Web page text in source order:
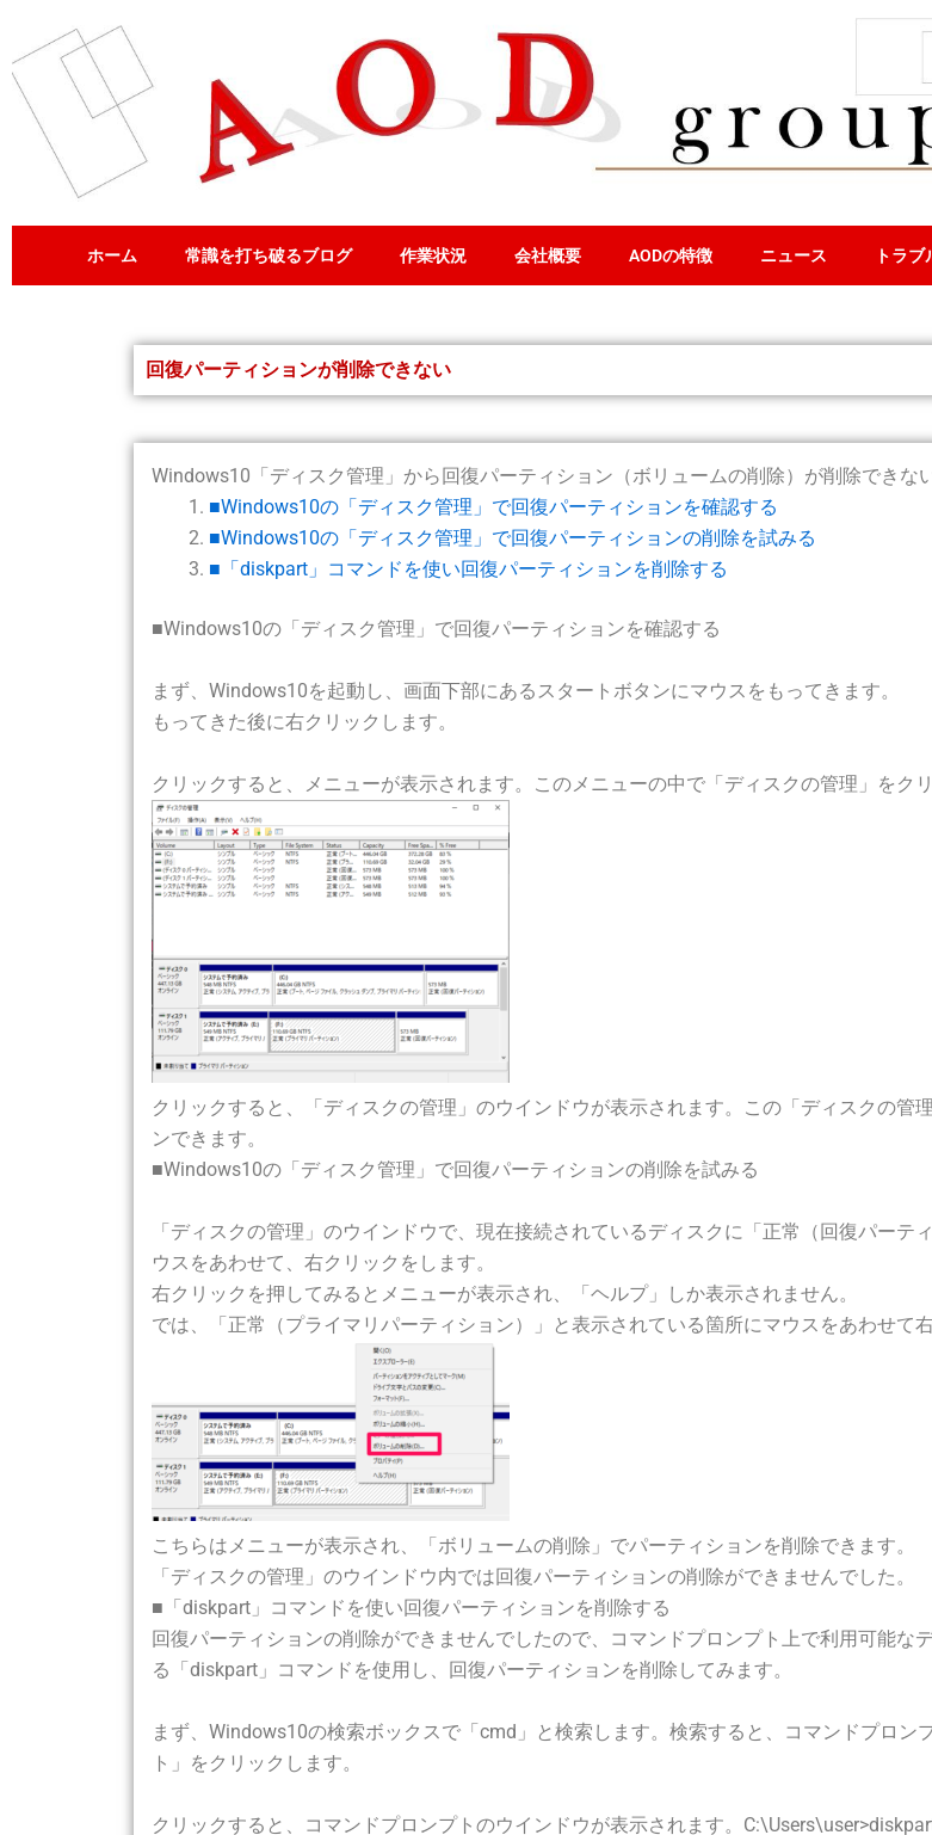
を
ホーム 常識を打ち破るブログ 作業状況 会社概要 AODの特徴 ニュース トラ
回復パーティションが削除できない
Windows10「ディスク管理」から回復パーティション（ボリュームの削除）が削除できな
■Windows10の「ディスク管理」で回復パーティションを確認する
■Windows10の「ディスク管理」で回復パーティションの削除を試みる
■「diskpart」コマンドを使い回復パーティションを削除する
■Windows10の「ディスク管理」で回復パーティションを確認する
まず、Windows10を起動し、画面下部にあるスタートボタンにマウスをもってきます。
もってきた後に右クリックします。
クリックすると、メニューが表示されます。このメニューの中で「ディスクの管理」をクリ
クリックすると、「ディスクの管理」のウインドウが表示されます。この「ディスクの管
ンできます。
■Windows10の「ディスク管理」で回復パーティションの削除を試みる
「ディスクの管理」のウインドウで、現在接続されているディスクに「正常（回復パー
ウスをあわせて、右クリックをします。
右クリックを押してみるとメニューが表示され、「ヘルプ」しか表示されません。
では、「正常（プライマリパーティション）」と表示されている箇所にマウスをあわせて
こちらはメニューが表示され、「ボリュームの削除」でパーティションを削除できます。
「ディスクの管理」のウインドウ内では回復パーティションの削除ができませんでした。
■「diskpart」コマンドを使い回復パーティションを削除する
回復パーティションの削除ができませんでしたので、コマンドプロンプト上で利用可能な
る「diskpart」コマンドを使用し、回復パーティションを削除してみます。
まず、Windows10の検索ボックスで「cmd」と検索します。検索すると、コマンドプロ
ト」をクリックします。
クリックすると、コマンドプロンプトのウインドウが表示されます。